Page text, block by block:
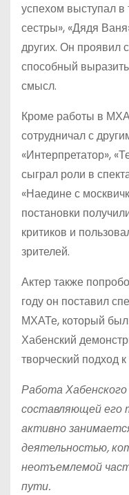
успехом выступал в
сестры», «Дядя
других. Он проявил
способный
смысл.
Кроме работы в
сотрудничал с
«Интерпретатор»,
сыграл роли в
«Наедине с
постановки
критиков и
зрителей.
Актер также
году он поставил
МХАТе, который
Хабенский
творческий подход
Работа
составляющей его
активно
деятельностью,
неотъемлемой
пути.